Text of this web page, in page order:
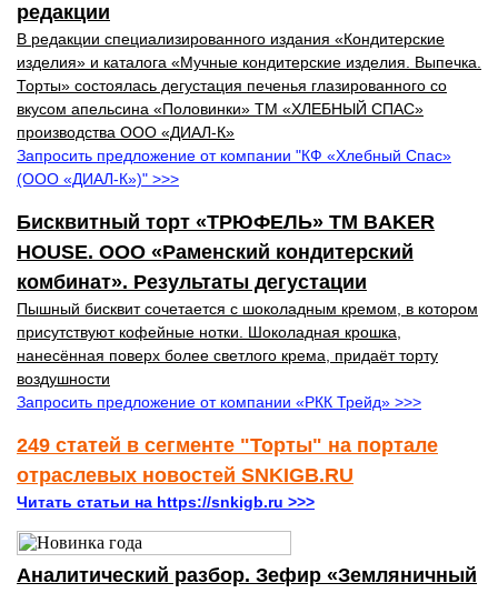
редакции
В редакции специализированного издания «Кондитерские
изделия» и каталога «Мучные кондитерские изделия. Выпечка.
Торты» состоялась дегустация печенья глазированного со
вкусом апельсина «Половинки» ТМ «ХЛЕБНЫЙ СПАС»
производства ООО «ДИАЛ-К»
Запросить предложение от компании "КФ «Хлебный Спас»
(ООО «ДИАЛ-К»)" >>>
Бисквитный торт «ТРЮФЕЛЬ» ТМ BAKER
HOUSE. ООО «Раменский кондитерский
комбинат». Результаты дегустации
Пышный бисквит сочетается с шоколадным кремом, в котором
присутствуют кофейные нотки. Шоколадная крошка,
нанесённая поверх более светлого крема, придаёт торту
воздушности
Запросить предложение от компании «РКК Трейд» >>>
249 статей в сегменте "Торты" на портале
отраслевых новостей SNKIGB.RU
Читать статьи на https://snkigb.ru >>>
Аналитический разбор. Зефир «Земляничный